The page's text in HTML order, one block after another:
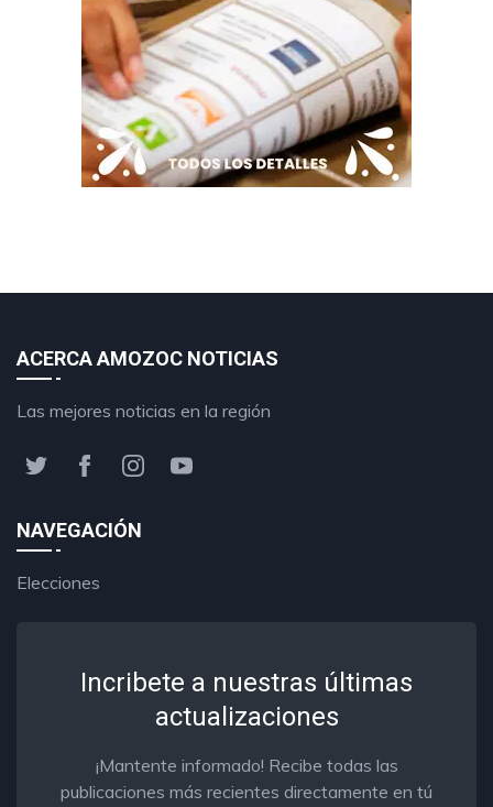
ACERCA AMOZOC NOTICIAS
Las mejores noticias en la región
NAVEGACIÓN
Elecciones
Incribete a nuestras últimas
actualizaciones
¡Mantente informado! Recibe todas las
publicaciones más recientes directamente en tú